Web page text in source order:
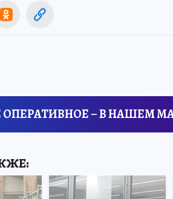
– В НАШЕМ